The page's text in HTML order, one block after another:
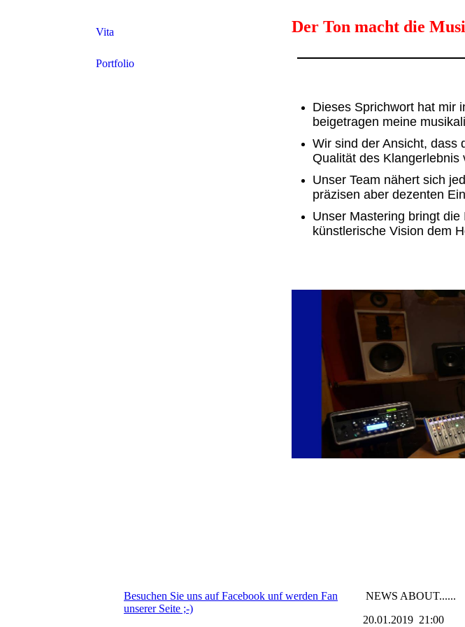
Vita
Portfolio
Der Ton macht die
Dieses Sprichwort hat mir
beigetragen meine
Wir sind der Ansicht, dass
Qualität des Klangerlebnis
Unser Team nähert sich
präzisen aber dezenten
Unser Mastering bringt
künstlerische Vision dem
Besuchen Sie uns auf Facebook unf werden Fan
unserer Seite ;-)
NEWS ABOUT......
20.01.2019 21:00